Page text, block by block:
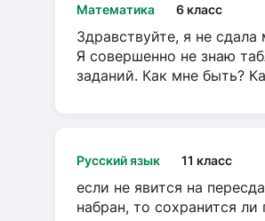
Математика 6 класс
Здравствуйте, я не
Я совершенно не знаю
заданий. Как мне быть?
Русский язык 11 класс
если не явится на
набран, то сохранится